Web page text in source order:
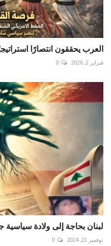
العرب يحققون انتصارًا
فبراير 2, 2026 0
لبنان بحاجة إلى ولادة سياسية
نوفمبر 23, 2024 0